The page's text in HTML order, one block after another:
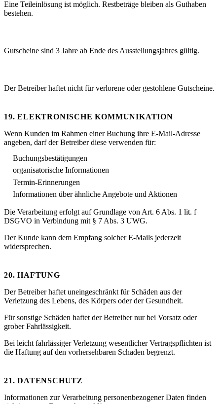
Eine Teileinlösung ist möglich. Restbeträge bleiben als Guthaben
bestehen.
Gutscheine sind 3 Jahre ab Ende des Ausstellungsjahres gültig.
Der Betreiber haftet nicht für verlorene oder gestohlene Gutscheine.
19. ELEKTRONISCHE KOMMUNIKATION
Wenn Kunden im Rahmen einer Buchung ihre E-Mail-Adresse
angeben, darf der Betreiber diese verwenden für:
Buchungsbestätigungen
organisatorische Informationen
Termin-Erinnerungen
Informationen über ähnliche Angebote und Aktionen
Die Verarbeitung erfolgt auf Grundlage von Art. 6 Abs. 1 lit. f
DSGVO in Verbindung mit § 7 Abs. 3 UWG.
Der Kunde kann dem Empfang solcher E-Mails jederzeit
widersprechen.
20. HAFTUNG
Der Betreiber haftet uneingeschränkt für Schäden aus der
Verletzung des Lebens, des Körpers oder der Gesundheit.
Für sonstige Schäden haftet der Betreiber nur bei Vorsatz oder
grober Fahrlässigkeit.
Bei leicht fahrlässiger Verletzung wesentlicher Vertragspflichten ist
die Haftung auf den vorhersehbaren Schaden begrenzt.
21. DATENSCHUTZ
Informationen zur Verarbeitung personenbezogener Daten finden